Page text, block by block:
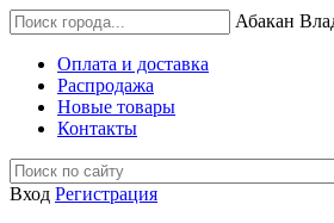
Абакан
Оплата и доставка
Распродажа
Новые товары
Контакты
Вход Регистрация